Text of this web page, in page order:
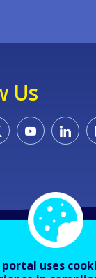
Us
portal uses